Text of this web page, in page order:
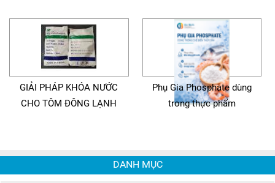
GIẢI PHÁP KHÓA NƯỚC
CHO TÔM ĐÔNG LẠNH
Phụ Gia Phosphate dùng
trong thực phẩm
DANH MỤC